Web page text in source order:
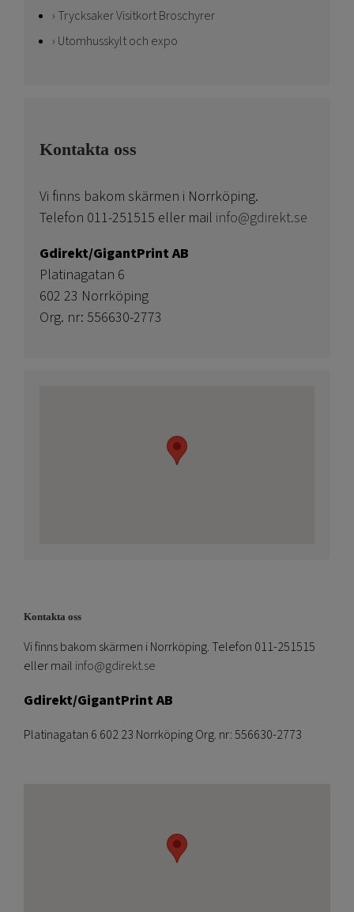
Trycksaker Visitkort Broschyrer
Utomhusskylt och expo
Kontakta oss
Vi finns bakom skärmen i Norrköping.
Telefon 011-251515 eller mail info@gdirekt.se
Gdirekt/GigantPrint AB
Platinagatan 6
602 23 Norrköping
Org. nr: 556630-2773
Kontakta oss
Vi finns bakom skärmen i Norrköping. Telefon 011-251515
eller mail info@gdirekt.se
Gdirekt/GigantPrint AB
Platinagatan 6 602 23 Norrköping Org. nr: 556630-2773